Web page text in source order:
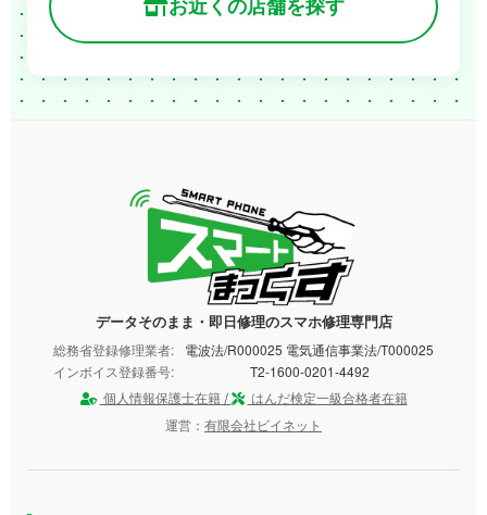
お近くの店舗を探す
データそのまま・即日修理のスマホ修理専門店
総務省登録修理業者:
電波法/R000025 電気通信事業法/T000025
インボイス登録番号:
T2-1600-0201-4492
個人情報保護士在籍 /
はんだ検定一級合格者在籍
運営： 有限会社ビイネット